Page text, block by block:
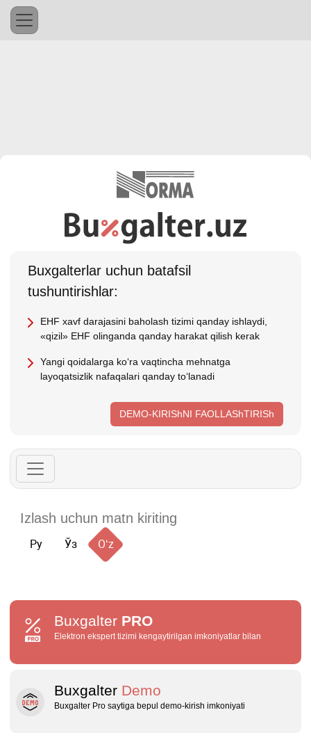
Buхgalterlar uchun batafsil
tushuntirishlar:
EHF хavf darajasini baholash tizimi qanday ishlaydi,
«qizil» EHF olinganda qanday harakat qilish kerak
Yangi qoidalarga koʻra vaqtincha mehnatga
layoqatsizlik nafaqalari qanday toʻlanadi
DEMO-KIRIShNI FAOLLAShTIRISh
Ру Ўз Oʻz
Buxgalter PRO
Elektron ekspert tizimi kengaytirilgan imkoniyatlar bilan
Buxgalter Demo
Buxgalter Pro saytiga bepul demo‑kirish imkoniyati